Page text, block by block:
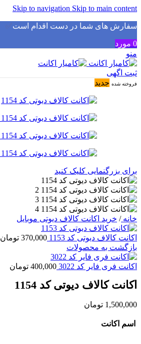
Skip to navigation Skip to main content
سفارش های شما در دست اقدام است✅
0 مورد
منو
ثبت اگهی
فروخته شده جدید
برای بزرگنمایی کلیک کنید
خانه/ خرید اکانت کالاف دیوتی موبایل
اکانت کالاف دیوتی کد 1153 370,000 تومان
بازگشت به محصولات
اکانت فری فایر کد 3022 400,000 تومان
اکانت کالاف دیوتی کد 1154
1,500,000 تومان
اسم اکانت